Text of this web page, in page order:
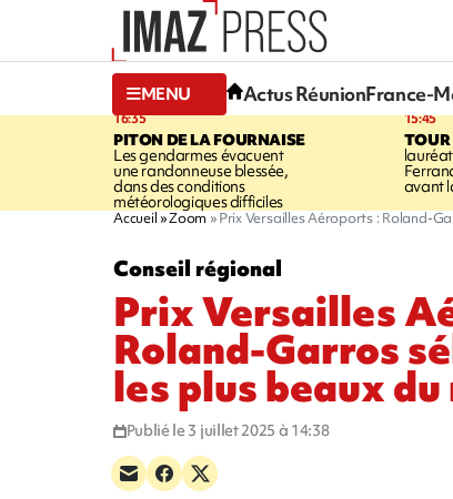
MENU Actus RéunionFrance-
16:35
PITON DE LA FOURNAISE
Les gendarmes évacuent
une randonneuse blessée,
dans des conditions
météorologiques difficiles
15:45
TOUR
avant
Accueil Zoom Prix Versailles Aéroports : Roland-
Conseil régional
Prix Versailles
Roland-Garros
les plus beaux du
Publié le 3 juillet 2025 à 14:38